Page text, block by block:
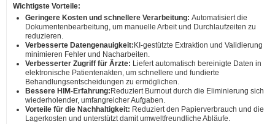
Wichtigste Vorteile:
Geringere Kosten und schnellere Verarbeitung: Automatisiert die
Dokumentenbearbeitung, um manuelle Arbeit und Durchlaufzeiten zu
reduzieren.
Verbesserte Datengenauigkeit: KI-gestützte Extraktion und Validierung
minimieren Fehler und Nacharbeiten.
Verbesserter Zugriff für Ärzte: Liefert automatisch bereinigte Daten in
elektronische Patientenakten, um schnellere und fundierte
Behandlungsentscheidungen zu ermöglichen.
Bessere HIM-Erfahrung: Reduziert Burnout durch die Eliminierung sich
wiederholender, umfangreicher Aufgaben.
Vorteile für die Nachhaltigkeit: Reduziert den Papierverbrauch und die
Lagerkosten und unterstützt damit umweltfreundliche Abläufe.